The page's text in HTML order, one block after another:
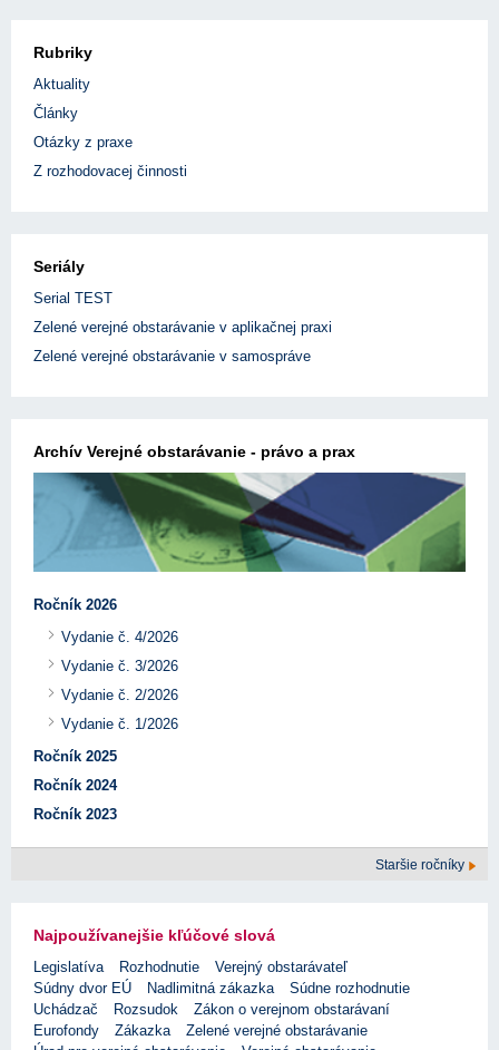
Rubriky
Aktuality
Články
Otázky z praxe
Z rozhodovacej činnosti
Seriály
Serial TEST
Zelené verejné obstarávanie v aplikačnej praxi
Zelené verejné obstarávanie v samospráve
Archív Verejné obstarávanie - právo a prax
Ročník 2026
Vydanie č. 4/2026
Vydanie č. 3/2026
Vydanie č. 2/2026
Vydanie č. 1/2026
Ročník 2025
Ročník 2024
Ročník 2023
Staršie ročníky
Najpoužívanejšie kľúčové slová
Legislatíva Rozhodnutie
Verejný obstarávateľ
Súdny dvor EÚ
Nadlimitná zákazka
Súdne rozhodnutie
Uchádzač
Rozsudok
Zákon o verejnom obstarávaní
Eurofondy
Zákazka
Zelené verejné obstarávanie